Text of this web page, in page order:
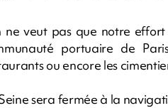
ne veut pas que notre effort
portuaire de
ou encore les
sera fermée à la